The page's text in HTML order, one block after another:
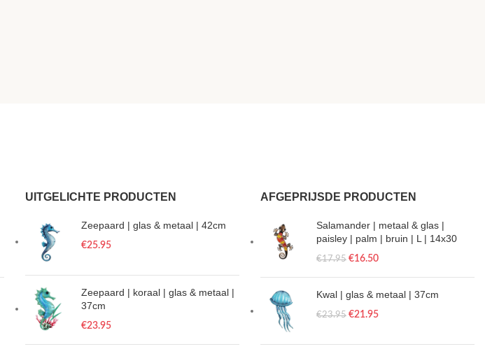
UITGELICHTE PRODUCTEN
Zeepaard | glas & metaal | 42cm
€25.95
Zeepaard | koraal | glas & metaal |
37cm
€23.95
AFGEPRIJSDE PRODUCTEN
Salamander | metaal & glas |
paisley | palm | bruin | L | 14x30
€17.95 €16.50
Kwal | glas & metaal | 37cm
€23.95 €21.95